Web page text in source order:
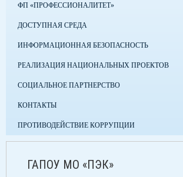
ФП «ПРОФЕССИОНАЛИТЕТ»
ДОСТУПНАЯ СРЕДА
ИНФОРМАЦИОННАЯ БЕЗОПАСНОСТЬ
РЕАЛИЗАЦИЯ НАЦИОНАЛЬНЫХ ПРОЕКТОВ
СОЦИАЛЬНОЕ ПАРТНЕРСТВО
КОНТАКТЫ
ПРОТИВОДЕЙСТВИЕ КОРРУПЦИИ
ГАПОУ МО «ПЭК»